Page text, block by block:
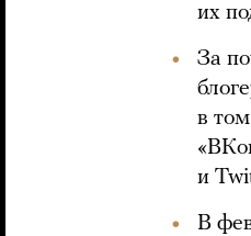
их
За
в
и
В